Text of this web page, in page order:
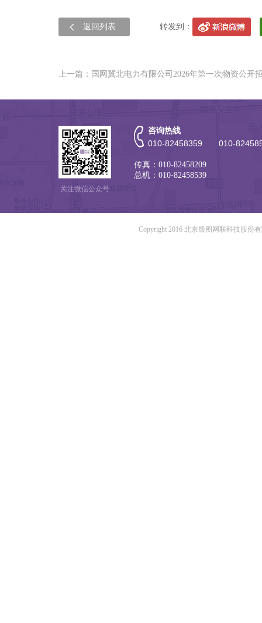
返回列表 转发到：
上一篇：国网冀北电力有限公司2026年第一次物资公开
关注微信公众号
咨询热线
010-82458359 010-
传真：010-82458209
总机：010-82458539
Copyright 2016 北京殷图网联科技股份